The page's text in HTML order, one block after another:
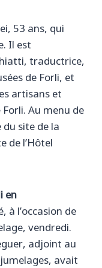
53 ans, qui
Il est
traductrice,
de Forli, et
artisans et
Au menu de
site de la
de l’Hôtel
en
à l’occasion de
vendredi.
adjoint au
avait